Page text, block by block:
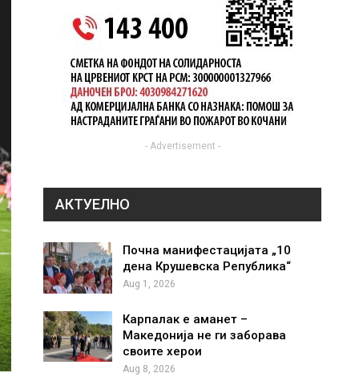
- Advertisement -
АКТУЕЛНО
Почна манифестацијата „10
дена Крушевска Република“
Aug 1, 2026
Карпалак е аманет –
Македонија не ги заборава
своите херои
Aug 8, 2026